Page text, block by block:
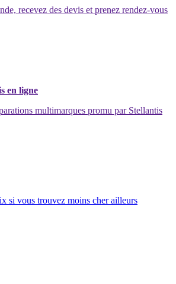
recevez des devis et prenez rendez-vous
en ligne
multimarques promu par Stellantis
si vous trouvez moins cher ailleurs